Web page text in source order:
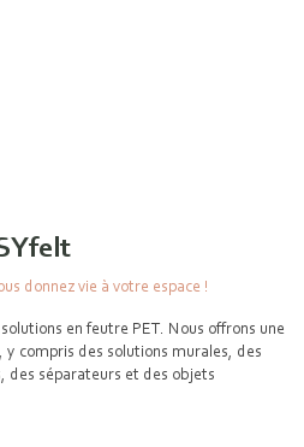
donnez vie à votre espace !
en feutre PET. Nous offrons une
compris des solutions murales, des
des séparateurs et des objets